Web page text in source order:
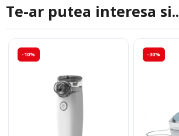
Te-ar putea interesa si..
-10% -30%